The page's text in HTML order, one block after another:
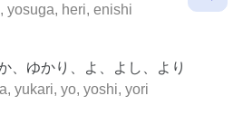
yosuga, heri, enishi
、ゆかり、よ、よし、より
yukari, yo, yoshi, yori